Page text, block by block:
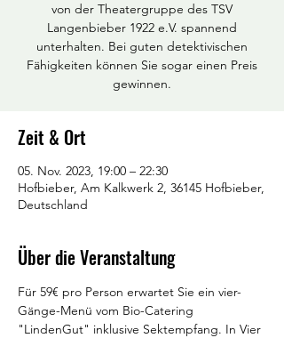
von der Theatergruppe des TSV
Langenbieber 1922 e.V. spannend
unterhalten. Bei guten detektivischen
Fähigkeiten können Sie sogar einen Preis
gewinnen.
Zeit & Ort
05. Nov. 2023, 19:00 – 22:30
Hofbieber, Am Kalkwerk 2, 36145 Hofbieber,
Deutschland
Über die Veranstaltung
Für 59€ pro Person erwartet Sie ein vier-
Gänge-Menü vom Bio-Catering
"LindenGut" inklusive Sektempfang. In Vier